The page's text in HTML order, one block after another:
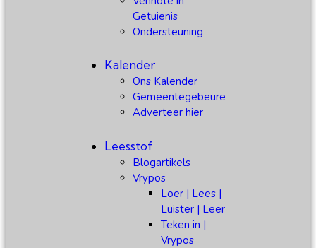
Getuienis
Ondersteuning
Kalender
Ons Kalender
Gemeentegebeure
Adverteer hier
Leesstof
Blogartikels
Vrypos
Loer | Lees |
Luister | Leer
Teken in |
Vrypos